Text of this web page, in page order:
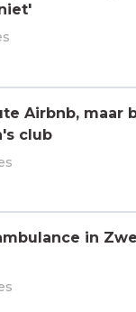
Airbnb, maar
club
in